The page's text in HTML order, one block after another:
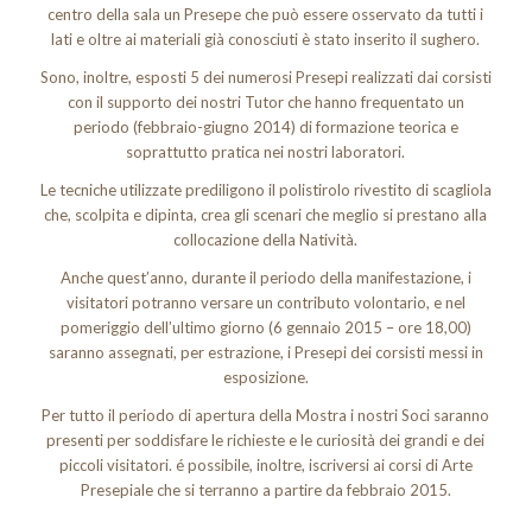
centro della sala un Presepe che può essere osservato da tutti i
lati e oltre ai materiali già conosciuti è stato inserito il sughero.
Sono, inoltre, esposti 5 dei numerosi Presepi realizzati dai corsisti
con il supporto dei nostri Tutor che hanno frequentato un
periodo (febbraio-giugno 2014) di formazione teorica e
soprattutto pratica nei nostri laboratori.
Le tecniche utilizzate prediligono il polistirolo rivestito di scagliola
che, scolpita e dipinta, crea gli scenari che meglio si prestano alla
collocazione della Natività.
Anche quest’anno, durante il periodo della manifestazione, i
visitatori potranno versare un contributo volontario, e nel
pomeriggio dell’ultimo giorno (6 gennaio 2015 – ore 18,00)
saranno assegnati, per estrazione, i Presepi dei corsisti messi in
esposizione.
Per tutto il periodo di apertura della Mostra i nostri Soci saranno
presenti per soddisfare le richieste e le curiosità dei grandi e dei
piccoli visitatori. é possibile, inoltre, iscriversi ai corsi di Arte
Presepiale che si terranno a partire da febbraio 2015.